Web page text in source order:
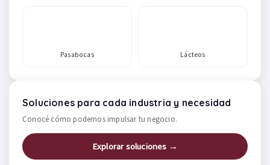
Pasabocas Lácteos
Soluciones para cada industria y necesidad
Conocé cómo podemos impulsar tu negocio.
Explorar soluciones →